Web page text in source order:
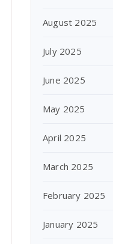
August 2025
July 2025
June 2025
May 2025
April 2025
March 2025
February 2025
January 2025